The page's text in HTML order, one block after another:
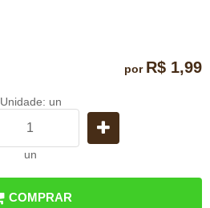
por R$ 1,99
Unidade: un
un
COMPRAR